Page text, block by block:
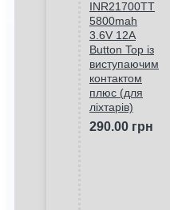
INR21700TT
5800mah
3.6V 12A
Button Top із
виступаючим
контактом
плюс (для
ліхтарів)
290.00 грн